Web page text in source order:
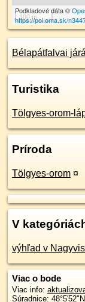
100 m
Podkladové dáta ©
https://poi.oma.sk/
Bélapátfalvai
Turistika
Tölgyes-orom-
Príroda
Tölgyes-orom ¤
V
výhľad v
Viac o bode
Viac info:
Súradnice: 48°5'52"N